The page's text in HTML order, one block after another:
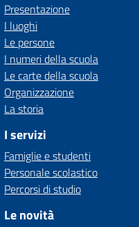
Presentazione
I luoghi
Le persone
I numeri della scuola
Le carte della scuola
Organizzazione
La storia
I servizi
Famiglie e studenti
Personale scolastico
Percorsi di studio
Le novità